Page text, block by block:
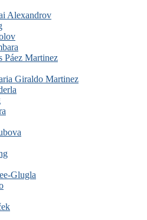
Alexandrov
Páez Martinez
Giraldo Martinez
Glugla